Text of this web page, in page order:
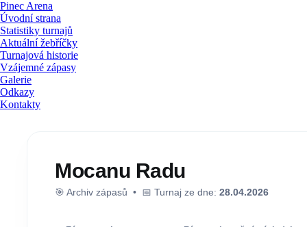
Pinec Arena
Úvodní strana
Statistiky turnajů
Aktuální žebříčky
Turnajová historie
Vzájemné zápasy
Galerie
Odkazy
Kontakty
Mocanu Radu
🎯 Archiv zápasů • 📅 Turnaj ze dne: 28.04.2026